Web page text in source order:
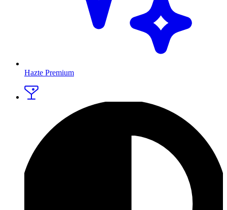
Hazte Premium